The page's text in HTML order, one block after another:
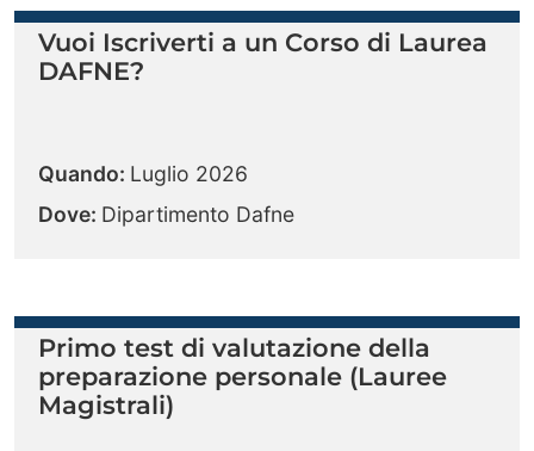
Vuoi Iscriverti a un Corso di Laurea
DAFNE?
Quando: Luglio 2026
Dove: Dipartimento Dafne
Primo test di valutazione della
preparazione personale (Lauree
Magistrali)